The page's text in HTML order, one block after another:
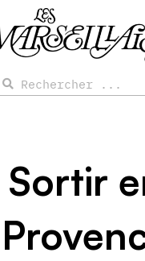
Rechercher
Rechercher
Sortir